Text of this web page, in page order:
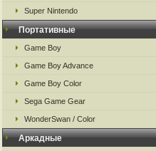
Super Nintendo
Портативные
Game Boy
Game Boy Advance
Game Boy Color
Sega Game Gear
WonderSwan / Color
Аркадные